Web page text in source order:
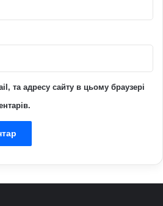
та адресу сайту в цьому браузері